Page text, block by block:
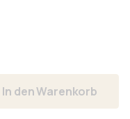
In den Warenkorb